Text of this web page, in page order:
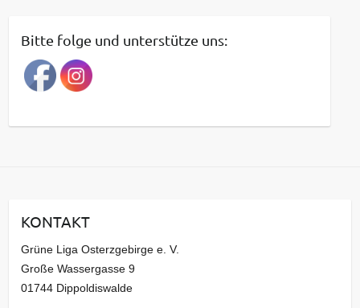
r
a
g
a
v
Bitte folge und unterstütze uns:
KONTAKT
Grüne Liga Osterzgebirge e. V.
Große Wassergasse 9
01744 Dippoldiswalde